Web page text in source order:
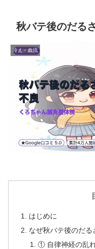
秋バテ後のだる
冷え・血流
はじめに
なぜ秋バテ後のだ
① 自律神経の乱